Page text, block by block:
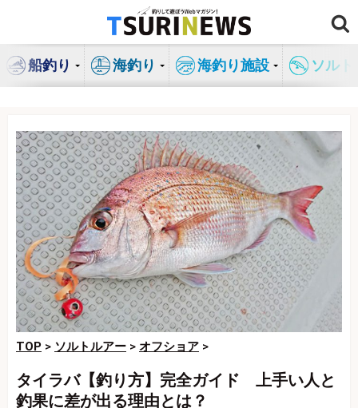
ン
船釣り 海釣り 海釣り施設 ソル
TOP > ソルトルアー > オフショア >
タイラバ【釣り方】完全ガイド 上手い人と
釣果に差が出る理由とは？